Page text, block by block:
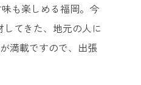
も楽しめる福岡。今
てきた、地元の人に
満載ですので、出張